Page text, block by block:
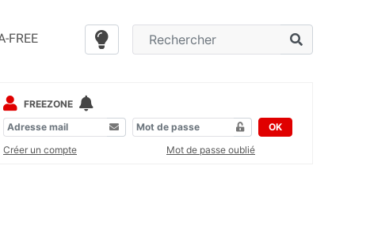
FREE
FREEZONE
OK
Créer un compte
Mot de passe oublié